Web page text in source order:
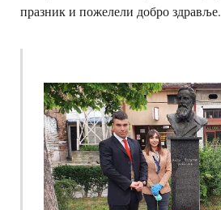
празник и пожелели добро здравље.